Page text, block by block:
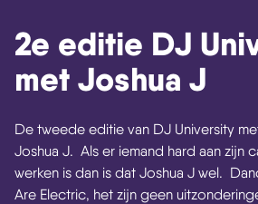
2e editie DJ
met Joshua J
De tweede editie van DJ University
Joshua J. Als er iemand hard aan zijn
werken is dan is dat Joshua J wel.
Are Electric, het zijn geen